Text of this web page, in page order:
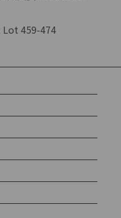
Lot 459-474